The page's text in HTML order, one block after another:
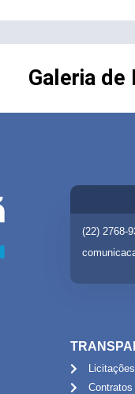
Galeria de
(22) 2768-
Licitações
Contratos